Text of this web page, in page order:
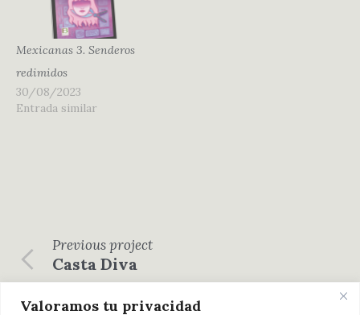
Valoramos tu privacidad
Mexicanas 3. Senderos
redimidos
30/08/2023
Entrada similar
Previousproject
Casta Diva